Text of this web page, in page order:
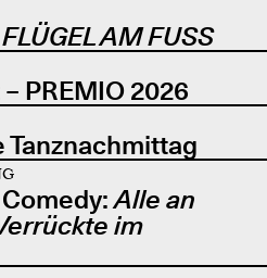
FLÜGEL AM FUSS
PREMIO 2026
Tanznachmittag
Comedy:Alle an
im